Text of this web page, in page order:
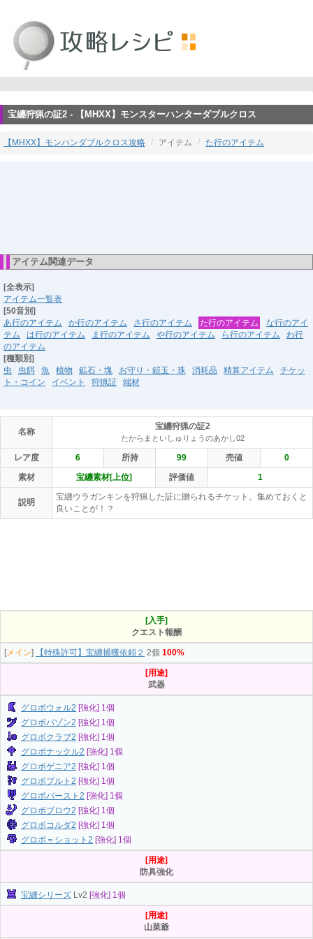
宝纏狩猟の証2 - 【MHXX】モンスターハンターダブルクロス
【MHXX】モンハンダブルクロス攻略 アイテム た行のアイテム
アイテム関連データ
[全表示]
アイテム一覧表
[50音別]
あ行のアイテム
か行のアイテム さ行のアイテム た行のアイテム
な行のアイ
テム
は行のアイテム ま行のアイテム や行のアイテム ら行のアイテム
わ行
のアイテム
[種類別]
虫
虫餌 魚 植物 鉱石・塊 お守り・鎧玉・珠 消耗品 精算アイテム
チケッ
ト・コイン
イベント 狩猟証 端材
名称
宝纏狩猟の証2
たからまといしゅりょうのあかし02
レア度 6 所持 99 売値
0
素材
宝纏素材[上位] 評価値 1
説明
宝纏ウラガンキンを狩猟した証に贈られるチケット。集めておくと
良いことが！？
[入手]
クエスト報酬
[メイン] 【特殊許可】宝纏捕獲依頼２ 2個 100%
[用途]
武器
グロボウォル2 [強化] 1個
グロボパゾン2 [強化] 1個
グロボクラブ2 [強化] 1個
グロボナックル2 [強化] 1個
グロボゲニア2 [強化] 1個
グロボブルト2 [強化] 1個
グロボバースト2 [強化] 1個
グロボブロウ2 [強化] 1個
グロボコルダ2 [強化] 1個
グロボ＝ショット2 [強化] 1個
[用途]
防具強化
宝纏シリーズ Lv2 [強化] 1個
[用途]
山菜爺